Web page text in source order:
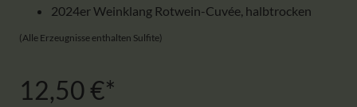
2024er Weinklang Rotwein-Cuvée, halbtrocken
(Alle Erzeugnisse enthalten Sulfite)
12,50 €